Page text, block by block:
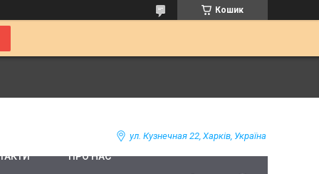
Кошик
ул. Кузнечная 22, Харків, Україна
ПРО НАС